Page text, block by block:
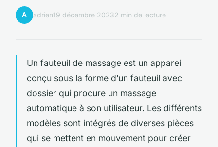
A adrien19 décembre 20232 min de lecture
Un fauteuil de massage est un appareil
conçu sous la forme d’un fauteuil avec
dossier qui procure un massage
automatique à son utilisateur. Les différents
modèles sont intégrés de diverses pièces
qui se mettent en mouvement pour créer